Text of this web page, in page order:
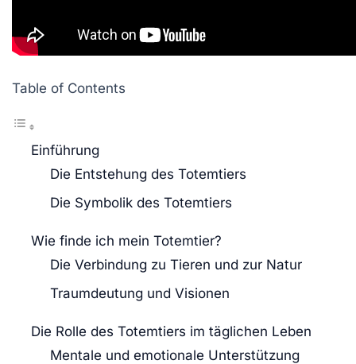
Table of Contents
Einführung
Die Entstehung des Totemtiers
Die Symbolik des Totemtiers
Wie finde ich mein Totemtier?
Die Verbindung zu Tieren und zur Natur
Traumdeutung und Visionen
Die Rolle des Totemtiers im täglichen Leben
Mentale und emotionale Unterstützung